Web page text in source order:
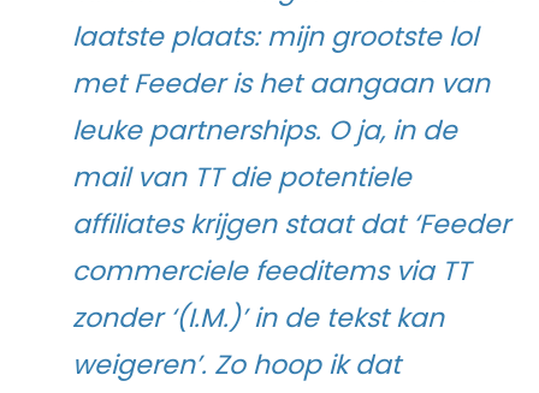
laatste plaats: mijn grootste lol
met Feeder is het aangaan van
leuke partnerships. O ja, in de
mail van TT die potentiele
affiliates krijgen staat dat ‘Feeder
commerciele feeditems via TT
zonder ‘(I.M.)’ in de tekst kan
weigeren’. Zo hoop ik dat